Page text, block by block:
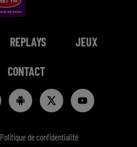
REPLAYS JEUX
CONTACT
Politique de confidentialité